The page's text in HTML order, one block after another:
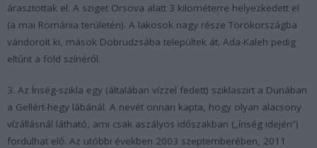
árasztottak el. A sziget Orsova alatt 3 kilométerre helyezkedett el
(a mai Románia területén). A lakosok nagy része Törökországba
vándorolt ki, mások Dobrudzsába települtek át. Ada-Kaleh pedig
eltűnt a föld színéről.
3. Az Ínség-szikla egy (általában vízzel fedett) sziklaszirt a Dunában
a Gellért-hegy lábánál. A nevét onnan kapta, hogy olyan alacsony
vízállásnál látható, ami csak aszályos időszakban („ínség idején”)
fordulhat elő. Az utóbbi években 2003 szeptemberében, 2011